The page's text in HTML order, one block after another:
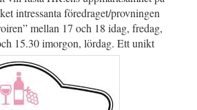
intressanta föredraget/provningen
mellan 17 och 18 idag, fredag,
15.30 imorgon, lördag. Ett unikt